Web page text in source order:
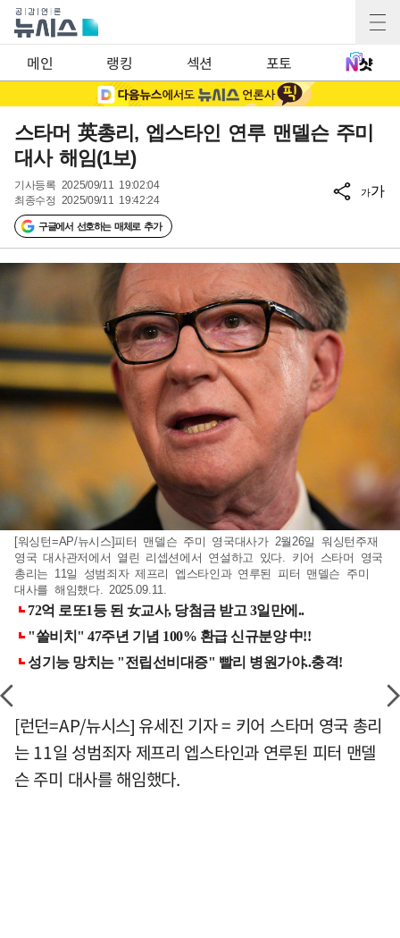
메인 랭킹 섹션 포토
스타머 英총리, 엡스타인 연루 맨델슨 주미
대사 해임(1보)
기사등록 2025/09/11 19:02:04
최종수정 2025/09/11 19:42:24
구글에서 선호하는 매체로 추가
가가
[워싱턴=AP/뉴시스]피터 맨델슨 주미 영국대사가 2월26일 워싱턴주재
영국 대사관저에서 열린 리셉션에서 연설하고 있다. 키어 스타머 영국
총리는 11일 성범죄자 제프리 엡스타인과 연루된 피터 맨델슨 주미
대사를 해임했다. 2025.09.11.
[런던=AP/뉴시스] 유세진 기자 = 키어 스타머 영국 총리
는 11일 성범죄자 제프리 엡스타인과 연루된 피터 맨델
슨 주미 대사를 해임했다.